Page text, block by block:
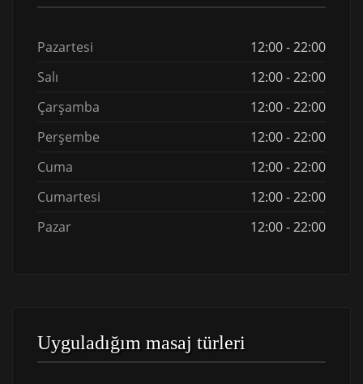
Pazartesi
12:00 - 22:00
Salı
12:00 - 22:00
Çarşamba
12:00 - 22:00
Perşembe
12:00 - 22:00
Cuma
12:00 - 22:00
Cumartesi
12:00 - 22:00
Pazar
12:00 - 22:00
Uyguladığım masaj türleri